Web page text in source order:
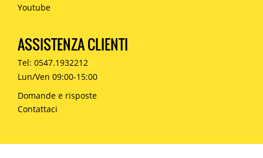
Youtube
ASSISTENZA CLIENTI
Tel: 0547.1932212
Lun/Ven 09:00-15:00
Domande e risposte
Contattaci